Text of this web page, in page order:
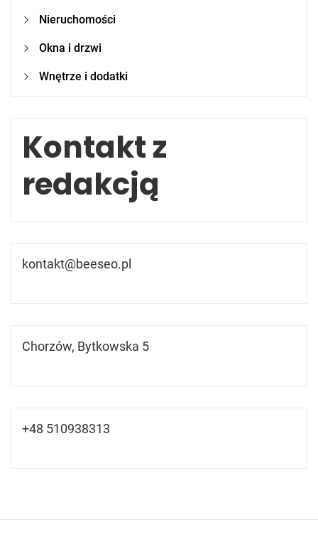
Nieruchomości
Okna i drzwi
Wnętrze i dodatki
Kontakt z
redakcją
kontakt@beeseo.pl
Chorzów, Bytkowska 5
+48 510938313